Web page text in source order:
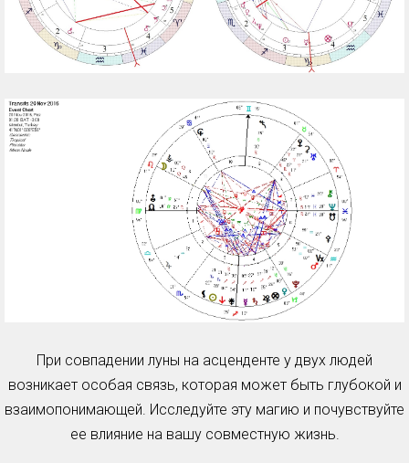
При совпадении луны на асценденте у двух людей
возникает особая связь, которая может быть глубокой и
взаимопонимающей. Исследуйте эту магию и почувствуйте
ее влияние на вашу совместную жизнь.